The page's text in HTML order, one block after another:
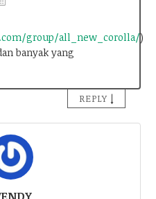
group/all_new_corolla/)
banyak yang
REPLY ↓